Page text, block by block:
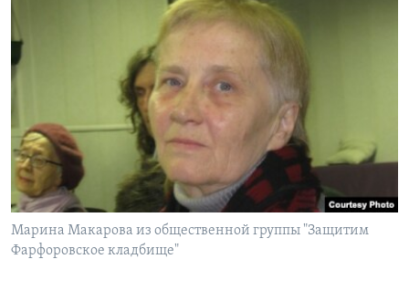
Марина Макарова из общественной группы "Защитим
Фарфоровское кладбище"